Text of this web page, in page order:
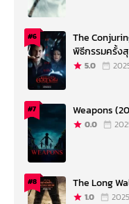
#6
The
พิธีกรรมครั้ง
5.0
#7 Weapons
0.0
#8 The Long
1.0 2025